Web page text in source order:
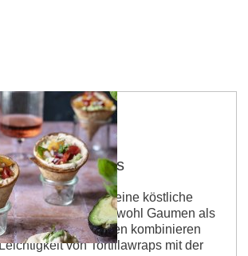
mit Spundekäs
Spundekäs sind eine köstliche
Kulturen, die sowohl Gaumen als
Diese Häppchen kombinieren
von Tortillawraps mit der